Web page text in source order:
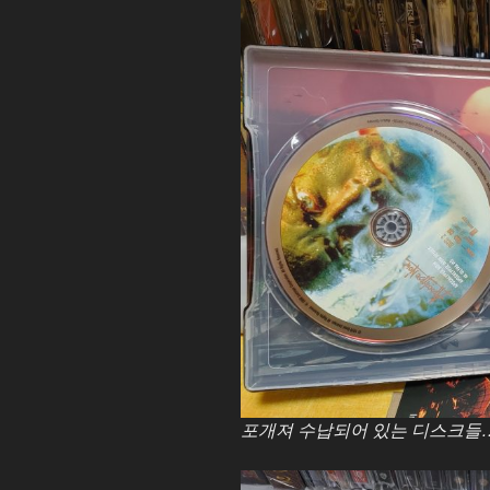
포개져 수납되어 있는 디스크